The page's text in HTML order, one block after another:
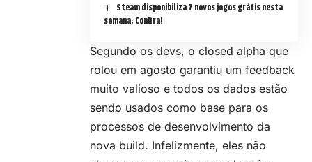
Steam disponibiliza 7 novos jogos grátis nesta
semana; Confira!
Segundo os devs, o closed alpha que
rolou em agosto garantiu um feedback
muito valioso e todos os dados estão
sendo usados como base para os
processos de desenvolvimento da
nova build. Infelizmente, eles não